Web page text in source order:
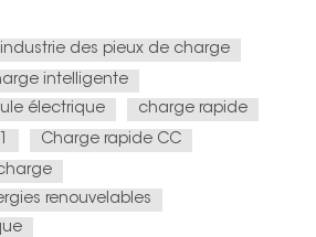
de plus en plus alimentées par des
telles que l'énergie solaire
industrie des pieux de charge
intelligente
électrique
charge rapide
Charge rapide CC
renouvelables